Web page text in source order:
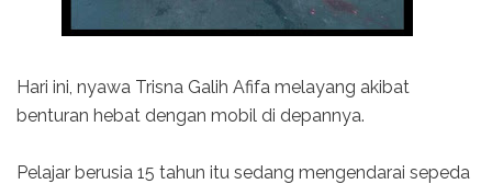
Hari ini, nyawa Trisna Galih Afifa melayang akibat
benturan hebat dengan mobil di depannya.
Pelajar berusia 15 tahun itu sedang mengendarai sepeda